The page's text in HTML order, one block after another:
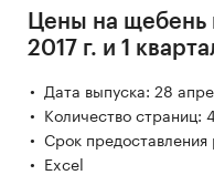
Цены на щебень
2017 г. и 1
Дата выпуска: 28
Количество страниц:
Срок предоставления
Excel